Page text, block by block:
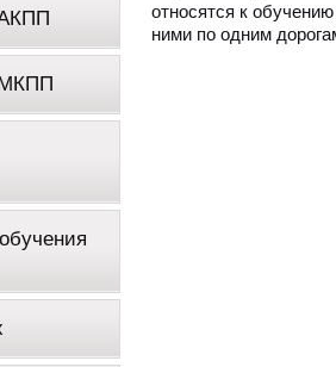
МКПП
относятся к
ними по одним